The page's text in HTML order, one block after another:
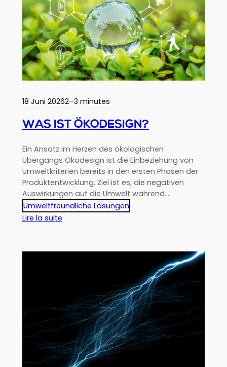
in
ATEX-
Umgebungen:
Gewährleistung
von
Isolierung,
elektrischer
und
in
Umgebungen
18 Juni 20262–3 minutes
WAS IST ÖKODESIGN?
Ein Ansatz im Herzen des ökologischen
Übergangs Ökodesign ist die Einbeziehung von
Umweltkriterien bereits in den ersten Phasen der
Produktentwicklung. Ziel ist es, die negativen
Auswirkungen auf die Umwelt während…
Umweltfreundliche Lösungen
Lire la suite:
Ökodesign?